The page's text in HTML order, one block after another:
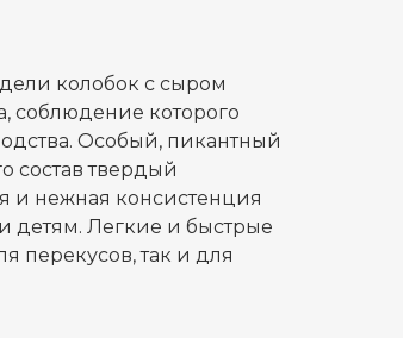
колобок с сыром
соблюдение которого
Особый, пикантный
состав твердый
и нежная консистенция
детям. Легкие и быстрые
перекусов, так и для